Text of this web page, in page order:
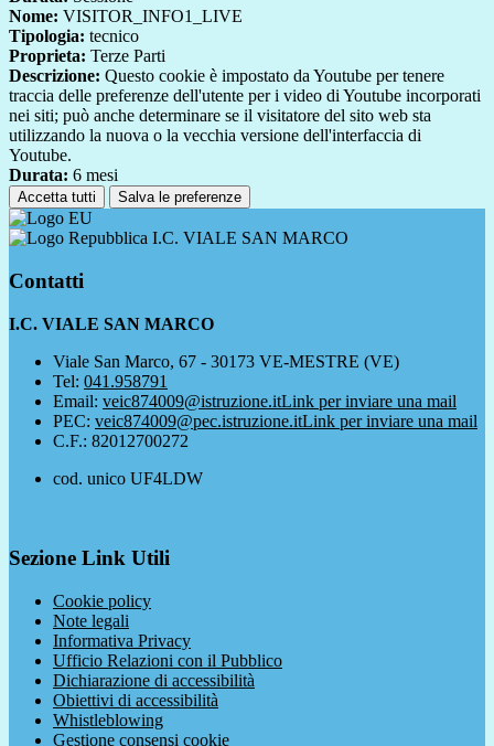
Nome: VISITOR_INFO1_LIVE
Tipologia: tecnico
Proprieta: Terze Parti
Descrizione: Questo cookie è impostato da Youtube per tenere
traccia delle preferenze dell'utente per i video di Youtube incorporati
nei siti; può anche determinare se il visitatore del sito web sta
utilizzando la nuova o la vecchia versione dell'interfaccia di
Youtube.
Durata: 6 mesi
Accetta tutti Salva le preferenze
I.C. VIALE SAN MARCO
Contatti
I.C. VIALE SAN MARCO
Viale San Marco, 67 - 30173 VE-MESTRE (VE)
Tel: 041.958791
Email: veic874009@istruzione.itLink per inviare una mail
PEC: veic874009@pec.istruzione.itLink per inviare una mail
C.F.: 82012700272
cod. unico UF4LDW
Sezione Link Utili
Cookie policy
Note legali
Informativa Privacy
Ufficio Relazioni con il Pubblico
Dichiarazione di accessibilità
Obiettivi di accessibilità
Whistleblowing
Gestione consensi cookie